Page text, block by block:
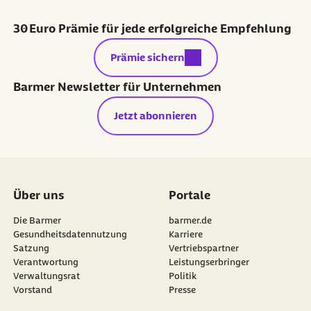
30 Euro Prämie für jede erfolgreiche Empfehlung
externer Link:
Prämie sichern
Barmer Newsletter für Unternehmen
Jetzt abonnieren
Über uns
Die Barmer
Gesundheitsdatennutzung
Satzung
Verantwortung
Verwaltungsrat
Vorstand
Portale
barmer.de
Karriere
Vertriebspartner
Leistungserbringer
Politik
Presse